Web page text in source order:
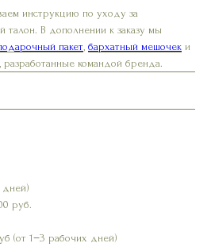
инструкцию по уходу за
талон. В дополнении к заказу мы
пакет бархатный мешочек и
, разработанные командой бренда.
дней)
руб.
(от 1−3 рабочих дней)